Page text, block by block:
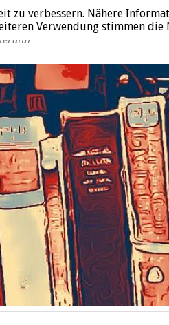
zu verbessern. Nähere
Verwendung stimmen die